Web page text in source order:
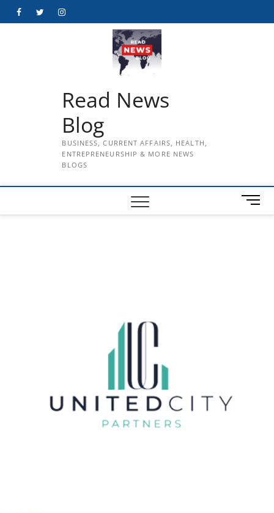
FacebookTwitterInstagram
Read News
Blog
BUSINESS, CURRENT AFFAIRS, HEALTH,
ENTREPRENEURSHIP & MORE NEWS
BLOGS
M
e